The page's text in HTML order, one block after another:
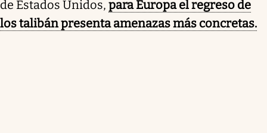
de Estados Unidos, para Europa el regreso de
los talibán presenta amenazas más concretas.